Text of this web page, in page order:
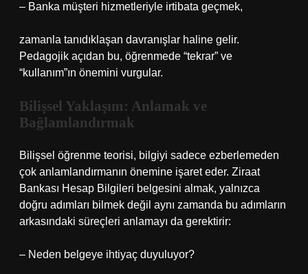
– Banka müşteri hizmetleriyle irtibata geçmek,
zamanla tanıdıklaşan davranışlar haline gelir.
Pedagojik açıdan bu, öğrenmede “tekrar” ve
“kullanım”ın önemini vurgular.
Bilişsel Yaklaşım: Anlamak ve
Bağlamlandırmak
Bilişsel öğrenme teorisi, bilgiyi sadece ezberlemeden
çok anlamlandırmanın önemine işaret eder. Ziraat
Bankası Hesap Bilgileri belgesini almak, yalnızca
doğru adımları bilmek değil aynı zamanda bu adımların
arkasındaki süreçleri anlamayı da gerektirir:
– Neden belgeye ihtiyaç duyuluyor?